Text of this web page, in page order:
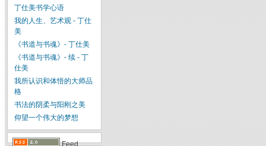
丁仕美书学心语
我的人生、艺术观 - 丁仕
美
《书道与书魂》- 丁仕美
《书道与书魂》- 续 - 丁
仕美
我所认识和体悟的大师品
格
书法的阴柔与阳刚之美
仰望一个伟大的梦想
Feed